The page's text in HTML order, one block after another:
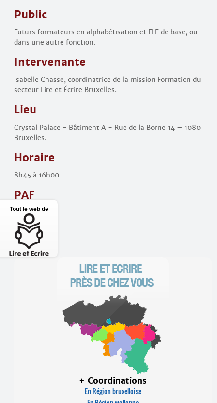
Public
Futurs formateurs en alphabétisation et FLE de base, ou
dans une autre fonction.
Intervenante
Isabelle Chasse, coordinatrice de la mission Formation du
secteur Lire et Écrire Bruxelles.
Lieu
Crystal Palace - Bâtiment A - Rue de la Borne 14 – 1080
Bruxelles.
Horaire
8h45 à 16h00.
PAF
50 €.
Inscription…
+ Coordinations
En Région bruxelloise
Tout le web de